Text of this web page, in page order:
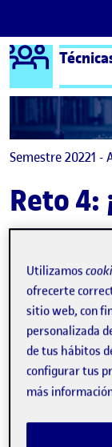
Saltar al contenido
Logo
Semestre 20221 -
Reto 4:
Publicado
Nicole
Utilizamos
ofrecerte
sitio web, con
personalizada
de tus hábitos
configurar tus
más